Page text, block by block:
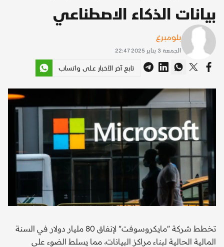
بيانات الذكاء الاصطناعي
بلومبرغ
الجمعة 3 يناير 2025 22:47
تابع آخر الأخبار على واتساب
تخطط شركة "مايكروسوفت" لإنفاق 80 مليار دولار في السنة
المالية الحالية لبناء مراكز البيانات، مما يسلط الضوء على